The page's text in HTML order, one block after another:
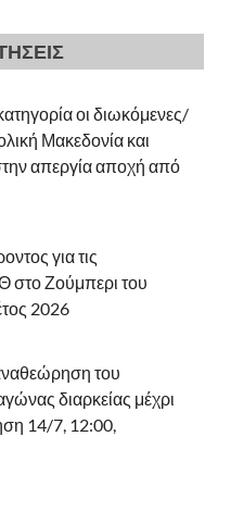
οι διωκόμενες/
Μακεδονία και
απεργία αποχή από
για τις
στο Ζούμπερι του
2026
του
διαρκείας μέχρι
14/7, 12:00,